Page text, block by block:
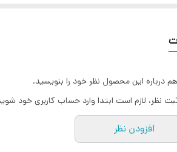
درباره این محصول نظر خود را بنویسید.
نظر، لازم است ابتدا وارد حساب کاربری خود
افزودن نظر